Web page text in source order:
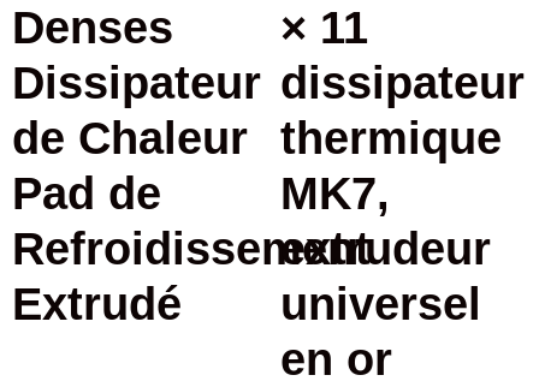
Denses
Dissipateur
de Chaleur
Pad de
Refroidissement
Extrudé
× 11
dissipateur
thermique
MK7,
extrudeur
universel
en or